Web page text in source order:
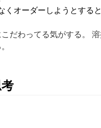
くオーダーしようとする
だわってる気がする。